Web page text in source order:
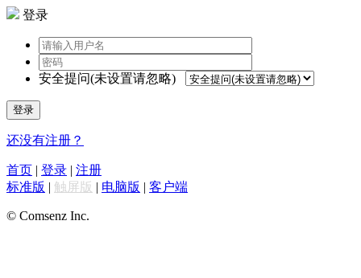
登录
安全提问(未设置请忽略)
登录
还没有注册？
首页 | 登录 | 注册
标准版 | 触屏版 | 电脑版 | 客户端
© Comsenz Inc.